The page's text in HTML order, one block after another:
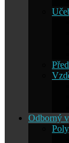
Odborný